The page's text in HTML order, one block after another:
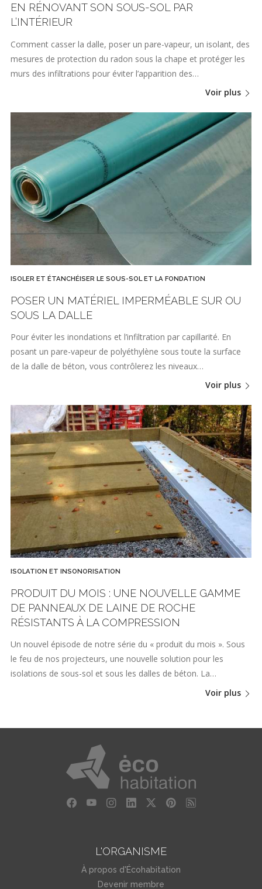
EN RÉNOVANT SON SOUS-SOL PAR
L’INTÉRIEUR
Comment casser la dalle, poser un pare-vapeur, un isolant, des
mesures de protection du radon sous la chape et protéger les
murs des infiltrations pour éviter l’apparition des…
Voir plus
ISOLER ET ÉTANCHÉISER LE SOUS-SOL ET LA FONDATION
POSER UN MATÉRIEL IMPERMÉABLE SUR OU
SOUS LA DALLE
Pour éviter les inondations et l’infiltration par capillarité. En
posant un pare-vapeur de polyéthylène sous toute la surface
de la dalle de béton, vous contrôlerez les niveaux…
Voir plus
ISOLATION ET INSONORISATION
PRODUIT DU MOIS : UNE NOUVELLE GAMME
DE PANNEAUX DE LAINE DE ROCHE
RÉSISTANTS À LA COMPRESSION
Un nouvel épisode de notre série du « produit du mois ». Sous
le feu de nos projecteurs, une nouvelle solution pour les
isolations de sous-sol et sous les dalles de béton. La…
Voir plus
L'ORGANISME
À propos d'Écohabitation
Devenir membre